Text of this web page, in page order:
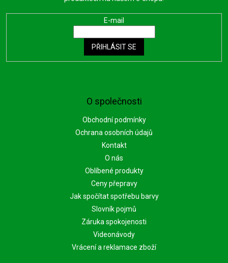
O společnosti
Obchodní podmínky
Ochrana osobních údajů
Kontakt
O nás
Oblíbené produkty
Ceny přepravy
Jak spočítat spotřebu barvy
Slovník pojmů
Záruka spokojenosti
Videonávody
Vrácení a reklamace zboží
E-mail
PŘIHLÁSIT SE